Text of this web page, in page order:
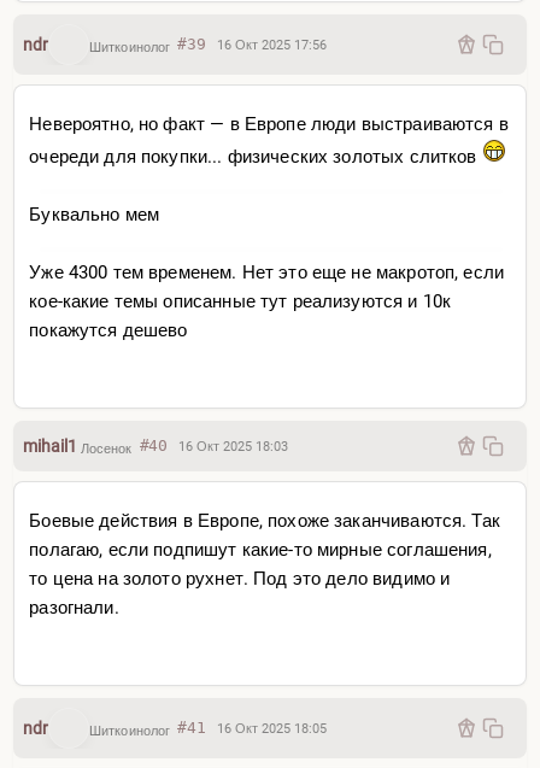
долг (что, конечно, звучит слишком пиздецово, на вряд
ли до такого дойдут), и тогда цена может дойти до 134
ndr Шиткоинолог #39 16 Окт 2025 17:56
Невероятно, но факт — в Европе люди выстраиваются в
очереди для покупки... физических золотых слитков
Буквально мем
Уже 4300 тем временем. Нет это еще не макротоп, если
кое-какие темы описанные тут реализуются и 10к
покажутся дешево
mihail1 Лосенок #40 16 Окт 2025 18:03
Боевые действия в Европе, похоже заканчиваются. Так
полагаю, если подпишут какие-то мирные соглашения,
то цена на золото рухнет. Под это дело видимо и
разогнали.
ndr Шиткоинолог #41 16 Окт 2025 18:05